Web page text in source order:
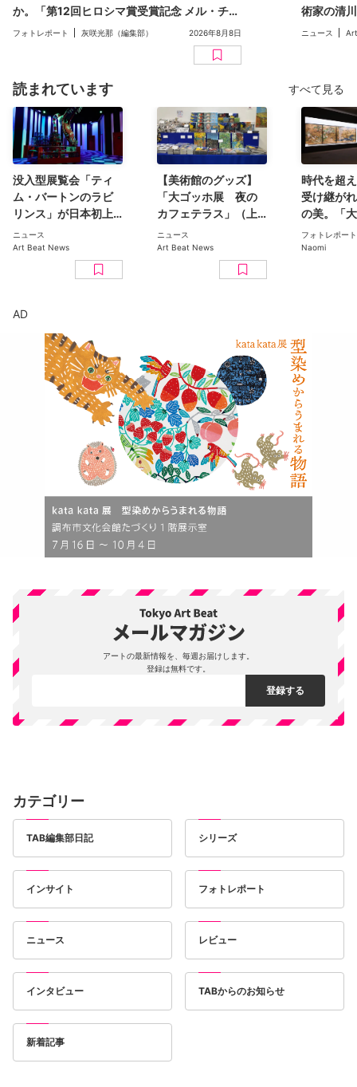
か。「第12回ヒロシマ賞受賞記念 メル・チン
展」（広島市現代美術館）レポート
フォトレポート 灰咲光那（編集部） 2026年8月8日
術家の清
二人展「
ニュース
読まれています すべて見る
没入型展覧会「ティ
ム・バートンのラビ
リンス」が日本初上
陸。豊洲のCREVIA
BASE Tokyoで11月開
ニュース
Art Beat News
【美術館のグッズ】
「大ゴッホ展 夜の
カフェテラス」（上
野の森美術館）で見
つけた、編集部おす
すめグッズ10選
ニュース
Art Beat News
時代を超
受け継が
の美。「
日本美術
ン 百花繚乱〜海を越
フォトレポート
Naomi
AD
アートの最新情報を、毎週お届けします。
登録は無料です。
カテゴリー
TAB編集部日記 シリーズ
インサイト フォトレポート
ニュース レビュー
インタビュー TABからのお知らせ
新着記事